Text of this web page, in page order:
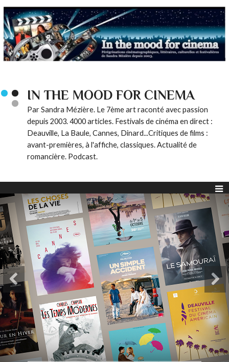
IN THE MOOD FOR CINEMA
Par Sandra Mézière. Le 7ème art raconté avec passion
depuis 2003. 4000 articles. Festivals de cinéma en direct :
Deauville, La Baule, Cannes, Dinard...Critiques de films :
avant-premières, à l'affiche, classiques. Actualité de
romancière. Podcast.